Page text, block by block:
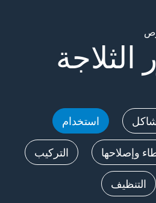
الثلاجة
استخدام
وإصلاحها التركيب
التنظيف